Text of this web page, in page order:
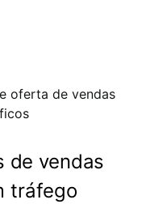
de vendas
tráfego